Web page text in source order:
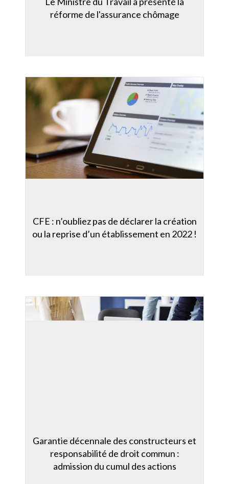
réforme de l'assurance chômage
CFE : n’oubliez pas de déclarer la création
ou la reprise d’un établissement en 2022 !
Garantie décennale des constructeurs et
responsabilité de droit commun :
admission du cumul des actions